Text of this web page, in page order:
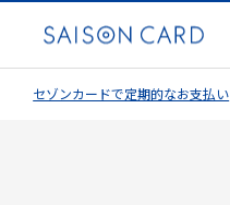
セゾンカードで定期的なお支払い